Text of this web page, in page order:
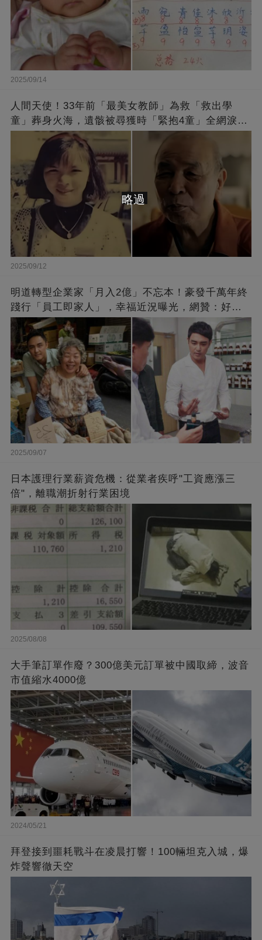
2025/09/14
人間天使！33年前「最美女教師」為救「救出學
童」葬身火海，遺骸被尋獲時「緊抱4童」全網淚
崩：真正的英雄不該被遺忘
2025/09/12
明道轉型企業家「月入2億」不忘本！豪發千萬年終
踐行「員工即家人」，幸福近況曝光，網贊：好老
闆的福報
2025/09/07
日本護理行業薪資危機：從業者疾呼"工資應漲三
倍"，離職潮折射行業困境
2025/08/08
大手筆訂單作廢？300億美元訂單被中國取締，波音
市值縮水4000億
2024/05/21
拜登接到噩耗戰斗在凌晨打響！100輛坦克入城，爆
炸聲響徹天空
略過